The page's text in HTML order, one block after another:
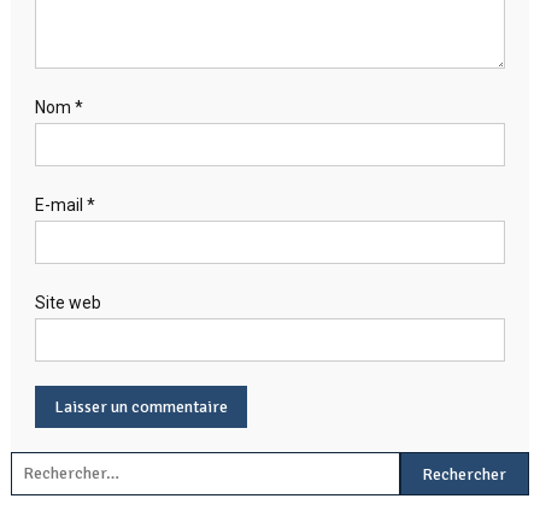
Nom *
E-mail *
Site web
Rechercher :